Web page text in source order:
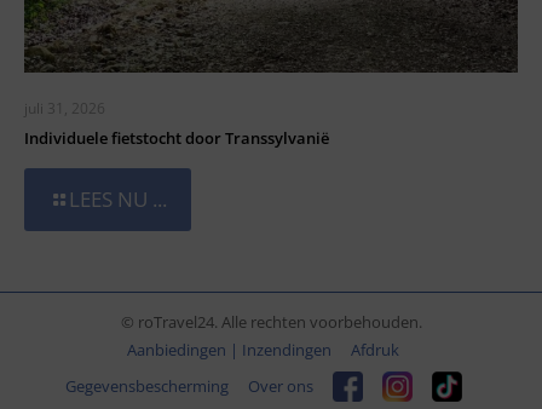
juli 31, 2026
Individuele fietstocht door Transsylvanië
LEES NU ...
© roTravel24. Alle rechten voorbehouden.
Aanbiedingen | Inzendingen
Afdruk
Gegevensbescherming
Over ons